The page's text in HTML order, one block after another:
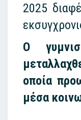
2025
Ο
οποία
μέσα